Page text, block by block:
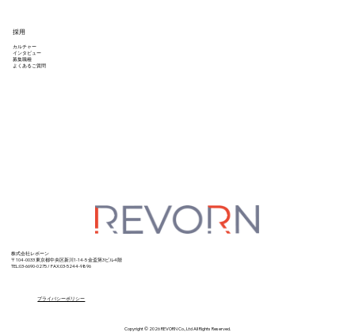
採用
カルチャー
インタビュー
募集職種
よくあるご質問
株式会社レボーン
〒104-0033 東京都中央区新川1-14-5金盃第3ビル4階
TEL:03-6690-0275 / FAX:03-5244-9896
プライバシーポリシー
Copyright © 2026 REVORN Co., Ltd All Rights Reserved.